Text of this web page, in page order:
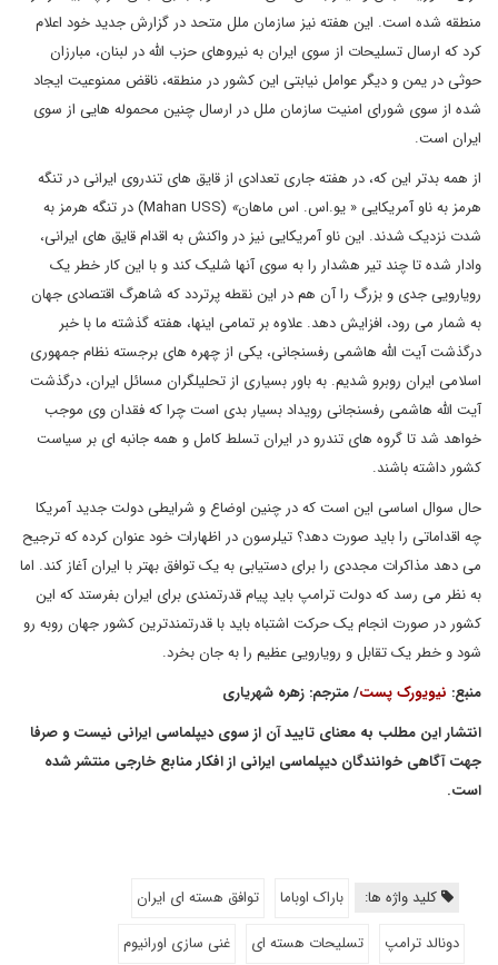
منطقه شده است. این هفته نیز سازمان ملل متحد در گزارش جدید خود اعلام
کرد که ارسال تسلیحات از سوی ایران به نیروهای حزب الله در لبنان، مبارزان
حوثی در یمن و دیگر عوامل نیابتی این کشور در منطقه، ناقض ممنوعیت ایجاد
شده از سوی شورای امنیت سازمان ملل در ارسال چنین محموله هایی از سوی
ایران است.
از همه بدتر این که، در هفته جاری تعدادی از قایق های تندروی ایرانی در تنگه
هرمز به ناو آمریکایی « یو.اس. اس ماهان»
(
USS
Mahan) در تنگه هرمز به
شدت نزدیک شدند. این ناو آمریکایی نیز در واکنش به اقدام قایق های ایرانی،
وادار شده تا چند تیر هشدار را به سوی آنها شلیک کند و با این کار خطر یک
رویارویی جدی و بزرگ را آن هم در این نقطه پرتردد که شاهرگ اقتصادی جهان
به شمار می رود، افزایش دهد. علاوه بر تمامی اینها، هفته گذشته ما با خبر
درگذشت آیت الله هاشمی رفسنجانی، یکی از چهره های برجسته نظام جمهوری
اسلامی ایران روبرو شدیم. به باور بسیاری از تحلیلگران مسائل ایران، درگذشت
آیت الله هاشمی رفسنجانی رویداد بسیار بدی است چرا که فقدان وی موجب
خواهد شد تا گروه های تندرو در ایران تسلط کامل و همه جانبه ای بر سیاست
کشور داشته باشند.
حال سوال اساسی این است که در چنین اوضاع و شرایطی دولت جدید آمریکا
چه اقداماتی را باید صورت دهد؟ تیلرسون در اظهارات خود عنوان کرده که ترجیح
می دهد مذاکرات مجددی را برای دستیابی به یک توافق بهتر با ایران آغاز کند. اما
به نظر می رسد که دولت ترامپ باید پیام قدرتمندی برای ایران بفرستد که این
کشور در صورت انجام یک حرکت اشتباه باید با قدرتمندترین کشور جهان روبه رو
شود و خطر یک تقابل و رویارویی عظیم را به جان بخرد.
منبع: نیویورک پست/ مترجم: زهره شهریاری
انتشار این مطلب به معنای تایید آن از سوی دیپلماسی ایرانی نیست و صرفا
جهت آگاهی خوانندگان دیپلماسی ایرانی از افکار منابع خارجی منتشر شده
است.
کلید واژه ها: باراک اوباما
توافق هسته ای ایران
دونالد ترامپ
تسلیحات هسته ای غنی سازی اورانیوم